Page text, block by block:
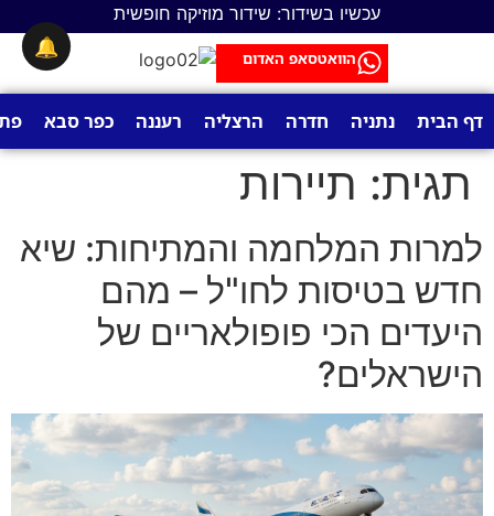
עכשיו בשידור: שידור מוזיקה חופשית
הוואטסאפ האדום
דף הבית נתניה חדרה הרצליה רעננה כפר סבא
תגית: תיירות
למרות המלחמה והמתיחות: שיא
חדש בטיסות לחו"ל – מהם
היעדים הכי פופולאריים של
הישראלים?
🔔